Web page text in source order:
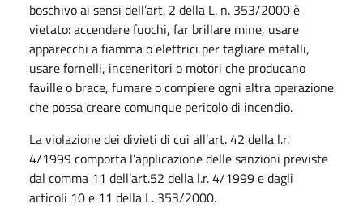
boschivo ai sensi dell’art. 2 della L. n. 353/2000 è
vietato: accendere fuochi, far brillare mine, usare
apparecchi a fiamma o elettrici per tagliare metalli,
usare fornelli, inceneritori o motori che producano
faville o brace, fumare o compiere ogni altra operazione
che possa creare comunque pericolo di incendio.
La violazione dei divieti di cui all’art. 42 della l.r.
4/1999 comporta l’applicazione delle sanzioni previste
dal comma 11 dell’art.52 della l.r. 4/1999 e dagli
articoli 10 e 11 della L. 353/2000.